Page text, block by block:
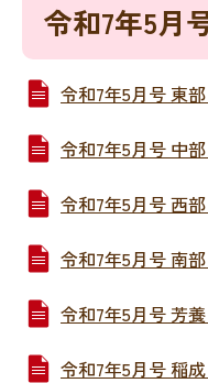
令和7年5月
令和7年5月号 東
令和7年5月号 中
令和7年5月号 西
令和7年5月号 南
令和7年5月号 芳
令和7年5月号 稲